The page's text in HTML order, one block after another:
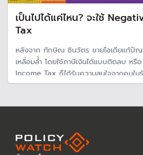
เป็นไปได้แค่ไหน? จะใช้
Tax
หลังจาก ทักษิณ ชินวัตร ขายไอเดียแก้ปัญ
เหลื่อมล้ำ โดยใช้ภาษีเงินได้แบบติดลบ หรื
Income Tax ก็ได้รับความสนใจจากคนใน
ของรัฐบาล แต่ยังไม่มีความคืบหน้าและยังเ